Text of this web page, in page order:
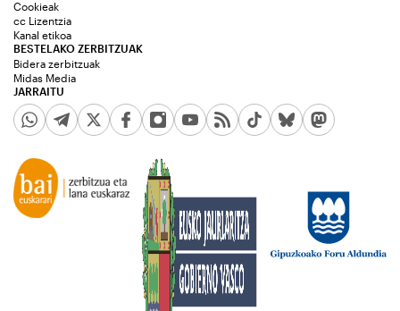
JARRAITU
Cookieak
cc Lizentzia
Kanal etikoa
BESTELAKO ZERBITZUAK
Bidera zerbitzuak
Midas Media